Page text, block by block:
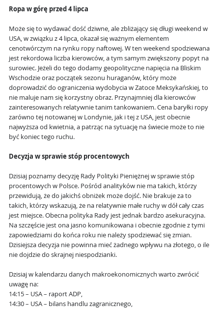
Ropa w górę przed 4 lipca
Może się to wydawać dość dziwne, ale zbliżający się długi weekend w
USA, w związku z 4 lipca, okazał się ważnym elementem
cenotwórczym na rynku ropy naftowej. W ten weekend spodziewana
jest rekordowa liczba kierowców, a tym samym zwiększony popyt na
surowiec. Jeżeli do tego dodamy geopolityczne napięcia na Bliskim
Wschodzie oraz początek sezonu huraganów, który może
doprowadzić do ograniczenia wydobycia w Zatoce Meksykańskiej, to
nie maluje nam się korzystny obraz. Przynajmniej dla kierowców
zainteresowanych relatywnie tanim tankowaniem. Cena baryłki ropy
zarówno tej notowanej w Londynie, jak i tej z USA, jest obecnie
najwyższa od kwietnia, a patrząc na sytuację na świecie może to nie
być koniec tego ruchu.
Decyzja w sprawie stóp procentowych
Dzisiaj poznamy decyzję Rady Polityki Pieniężnej w sprawie stóp
procentowych w Polsce. Pośród analityków nie ma takich, którzy
przewidują, że do jakichś obniżek może dojść. Nie brakuje za to
takich, którzy wskazują, że na relatywnie małe ruchy w dół cały czas
jest miejsce. Obecna polityka Rady jest jednak bardzo asekuracyjna.
Na szczęście jest ona jasno komunikowana i obecnie zgodnie z tymi
zapowiedziami do końca roku nie należy spodziewać się zmian.
Dzisiejsza decyzja nie powinna mieć żadnego wpływu na złotego, o ile
nie dojdzie do skrajnej niespodzianki.
Dzisiaj w kalendarzu danych makroekonomicznych warto zwrócić
uwagę na:
14:15 – USA – raport ADP,
14:30 – USA – bilans handlu zagranicznego,